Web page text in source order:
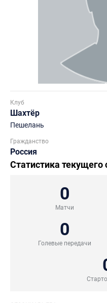
Клуб
Шахтёр
Пешелань
Гражданство
Россия
Статистика текущего
0
Матчи
0
Голевые передачи